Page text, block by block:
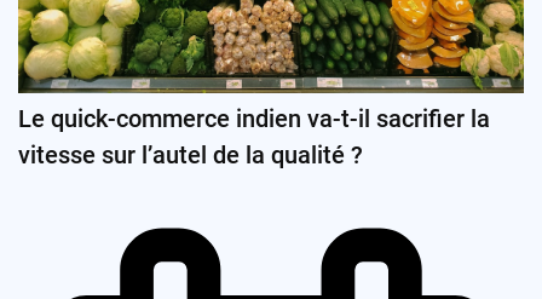
Le quick-commerce indien va-t-il sacrifier la
vitesse sur l’autel de la qualité ?